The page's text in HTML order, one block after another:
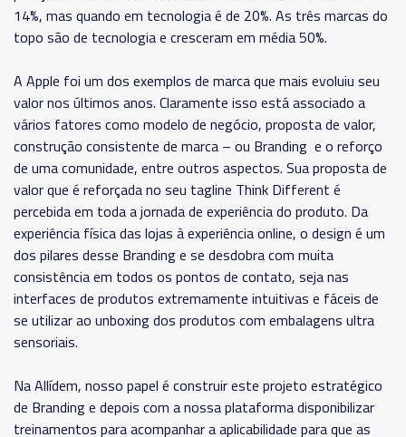
14%, mas quando em tecnologia é de 20%. As três marcas do
topo são de tecnologia e cresceram em média 50%.
A Apple foi um dos exemplos de marca que mais evoluiu seu
valor nos últimos anos. Claramente isso está associado a
vários fatores como modelo de negócio, proposta de valor,
construção consistente de marca – ou Branding e o reforço
de uma comunidade, entre outros aspectos. Sua proposta de
valor que é reforçada no seu tagline Think Different é
percebida em toda a jornada de experiência do produto. Da
experiência física das lojas à experiência online, o design é um
dos pilares desse Branding e se desdobra com muita
consistência em todos os pontos de contato, seja nas
interfaces de produtos extremamente intuitivas e fáceis de
se utilizar ao unboxing dos produtos com embalagens ultra
sensoriais.
Na Allídem, nosso papel é construir este projeto estratégico
de Branding e depois com a nossa plataforma disponibilizar
treinamentos para acompanhar a aplicabilidade para que as